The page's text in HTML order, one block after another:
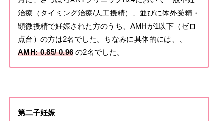
治療（タイミング治療/人工授精）、並びに体外受精・
顕微授精で妊娠された方のうち、 AMHが1以下（ゼロ
点台）の方は2名でした。ちなみに具体的には、、
AMH: 0.85/ 0.96の2名でした。
第二子妊娠